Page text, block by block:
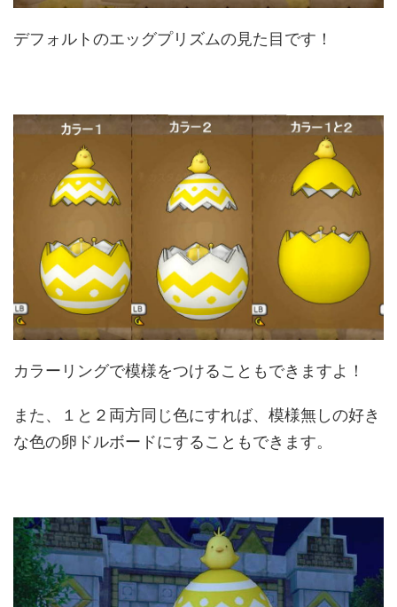
デフォルトのエッグプリズムの見た目です！
カラーリングで模様をつけることもできますよ！
また、１と２両方同じ色にすれば、模様無しの好き
な色の卵ドルボードにすることもできます。